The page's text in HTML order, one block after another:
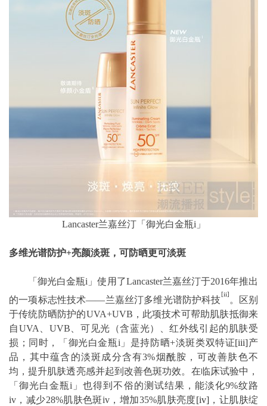
Lancaster兰嘉丝汀「御光白金瓶i」
多维光谱防护+亮颜淡斑，可防晒更可淡斑
「御光白金瓶i」使用了Lancaster兰嘉丝汀于2016年推出
的一项标志性技术——兰嘉丝汀多维光谱防护科技
[ii]
。区别
于传统防晒防护的UVA+UVB，此项技术可帮助肌肤抵御来
自UVA、UVB、可见光（含蓝光）、红外线引起的肌肤受
损；同时，「御光白金瓶i」是持防晒+淡斑类双特证[iii]产
品，其中蕴含的淡斑成分含有3%烟酰胺，可改善肤色不
均，提升肌肤透亮感并起到改善色斑功效。在临床试验中，
「御光白金瓶i」也得到不俗的测试结果，能淡化9%纹路
iv，减少28%肌肤色斑iv，增加35%肌肤亮度[iv]，让肌肤绽